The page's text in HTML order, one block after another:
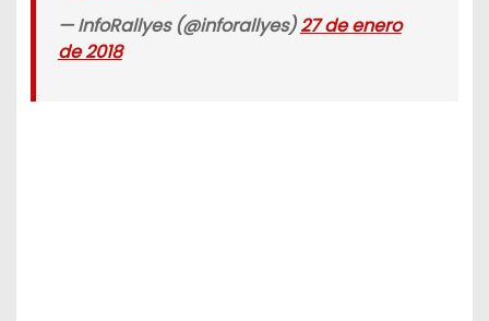
— InfoRallyes (@inforallyes)27 de enero
de 2018